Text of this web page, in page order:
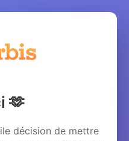
🫶
décision de mettre